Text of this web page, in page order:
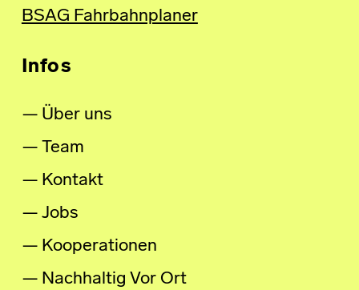
BSAG Fahrbahnplaner
Infos
Über uns
Team
Kontakt
Jobs
Kooperationen
Nachhaltig Vor Ort